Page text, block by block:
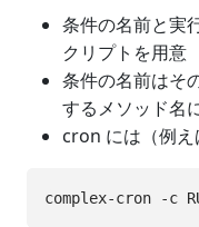
条件の名前と実
クリプトを用意
条件の名前はそ
するメソッド名
cron には（例え